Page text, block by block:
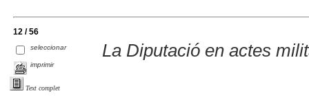
12 / 56
seleccionar
imprimir
Text complet
La Diputació en actes